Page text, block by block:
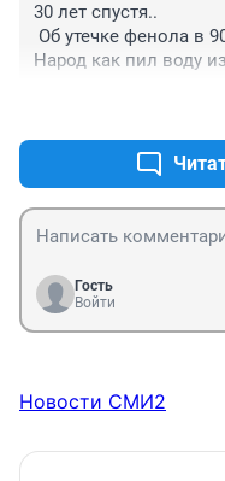
30 лет спустя..
Об утечке фенола в
Народ как пил воду
многократным
фенол неразделимы.
Гость
Войти
Новости СМИ2